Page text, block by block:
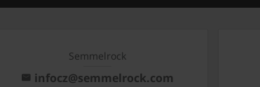
Semmelrock
infocz@semmelrock.com